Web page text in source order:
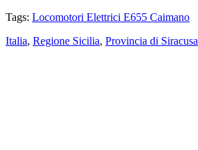
Tags: Locomotori Elettrici E655 Caimano
Italia, Regione Sicilia, Provincia di Siracusa